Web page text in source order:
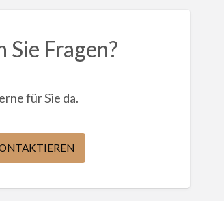
Sie Fragen?
für Sie da.